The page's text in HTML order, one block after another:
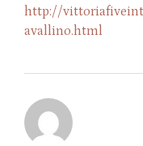
http://
avallino.html